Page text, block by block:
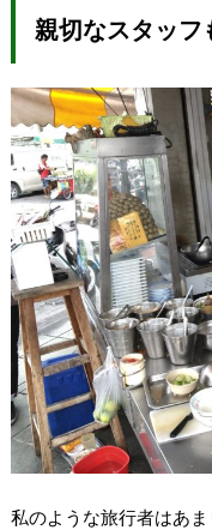
親切なスタッフ
私のような旅行者はあ